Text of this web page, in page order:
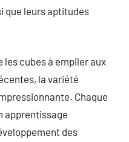
que leurs aptitudes
les cubes à empiler aux
la variété
Chaque
apprentissage
des